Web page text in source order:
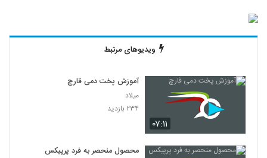
ویدیوهای مرتبط
۰۷:۱۱
آموزش پخت دمی قارچ
میلاد
۲۳۴ بازدید
محصول منحصر به فرد پرپیکس